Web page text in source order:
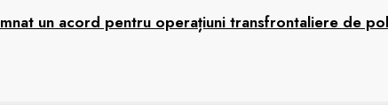
un acord pentru operațiuni transfrontaliere de